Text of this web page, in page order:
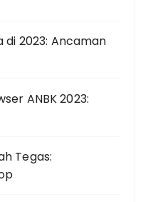
di 2023: Ancaman
ANBK 2023:
Tegas: